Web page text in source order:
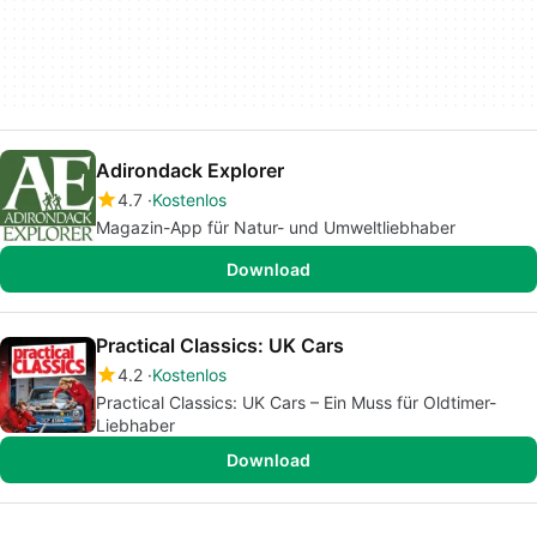
Adirondack Explorer
4.7 Kostenlos
Magazin-App für Natur- und Umweltliebhaber
Download
Practical Classics: UK Cars
4.2 Kostenlos
Practical Classics: UK Cars – Ein Muss für Oldtimer-
Liebhaber
Download